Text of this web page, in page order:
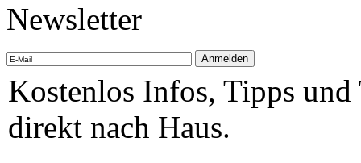
Newsletter
Kostenlos Infos, Tipps
direkt nach Haus.